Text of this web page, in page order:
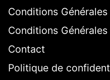
Conditions
Conditions
Contact
Politique de